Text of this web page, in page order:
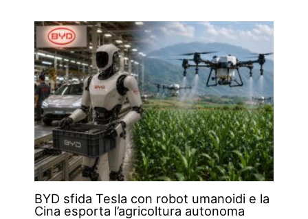
BYD sfida Tesla con robot umanoidi e la
Cina esporta l’agricoltura autonoma